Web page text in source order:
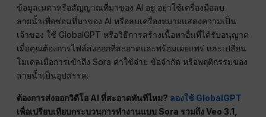
ข้อมูลเมตาหรือสัญญาณที่มาของ AI อยู่ อย่าใช้เครื่องมือลบ
ลายน้ำเพื่อซ่อนที่มาของ AI หรือลบเครื่องหมายแสดงความเป็น
เจ้าของ ใช้ GlobalGPT หรือวิธีการสร้างเนื้อหาอื่นที่ได้รับอนุญาต
เมื่อคุณต้องการไฟล์ส่งออกที่สะอาดและพร้อมเผยแพร่ และเปลี่ยน
โมเดลเมื่อการเข้าถึง Sora ค่าใช้จ่าย ข้อจำกัด หรือพฤติกรรมของ
ลายน้ำเป็นอุปสรรค.
ต้องการส่งออกวิดีโอ AI ที่สะอาดทันทีไหม? ลองใช้ GlobalGPT
เพื่อเปรียบเทียบกระบวนการทำงานแบบ Sora รวมถึง Veo 3.1,